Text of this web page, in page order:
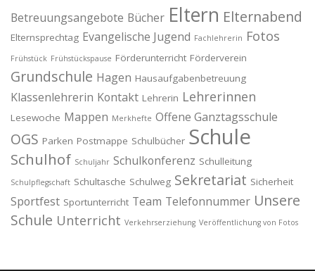
Betreuungsangebote Bücher Eltern Elternabend
Elternsprechtag Evangelische Jugend Fachlehrerin Fotos
Frühstück Frühstückspause Förderunterricht Förderverein
Grundschule Hagen Hausaufgabenbetreuung
Klassenlehrerin Kontakt Lehrerin Lehrerinnen
Lesewoche Mappen Merkhefte Offene Ganztagsschule
OGS Parken Postmappe Schulbücher Schule
Schulhof Schuljahr Schulkonferenz Schulleitung
Schulpflegschaft Schultasche Schulweg Sekretariat Sicherheit
Sportfest Sportunterricht Team Telefonnummer Unsere
Schule Unterricht Verkehrserziehung Veröffentlichung von Fotos